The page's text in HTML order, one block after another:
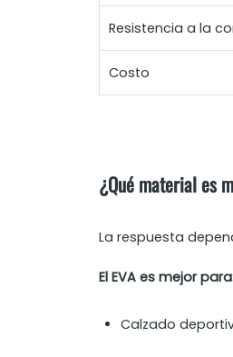
Resistencia a la
Costo
¿Qué material es
La respuesta
El EVA es mejor
Calzado